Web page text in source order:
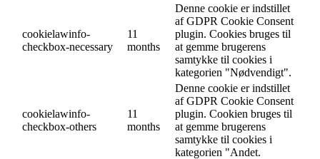
cookielawinfo-
checkbox-necessary
11
months
Denne cookie er indstillet
af GDPR Cookie Consent
plugin. Cookies bruges til
at gemme brugerens
samtykke til cookies i
kategorien "Nødvendigt".
cookielawinfo-
checkbox-others
11
months
Denne cookie er indstillet
af GDPR Cookie Consent
plugin. Cookien bruges til
at gemme brugerens
samtykke til cookies i
kategorien "Andet.